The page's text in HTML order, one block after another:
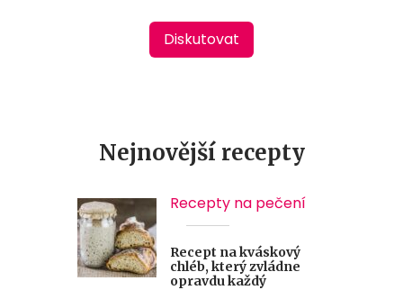
Diskutovat
Nejnovější recepty
Recepty na pečení
Recept na kváskový
chléb, který zvládne
opravdu každý